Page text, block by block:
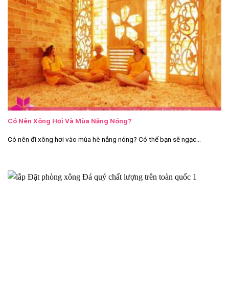
Có Nên Xông Hơi Và Mùa Nắng Nóng?
Có nên đi xông hơi vào mùa hè nắng nóng? Có thể bạn sẽ ngạc...